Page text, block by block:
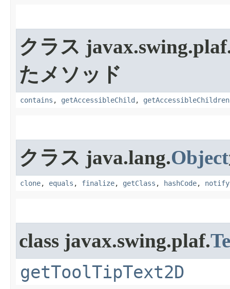
クラス
たメソッド
contains , getAccessibleChild ,
クラス java.lang.Object
clone, equals , finalize, getClass , hashCode, notify
class javax.swing.plaf.
getToolTipText2D